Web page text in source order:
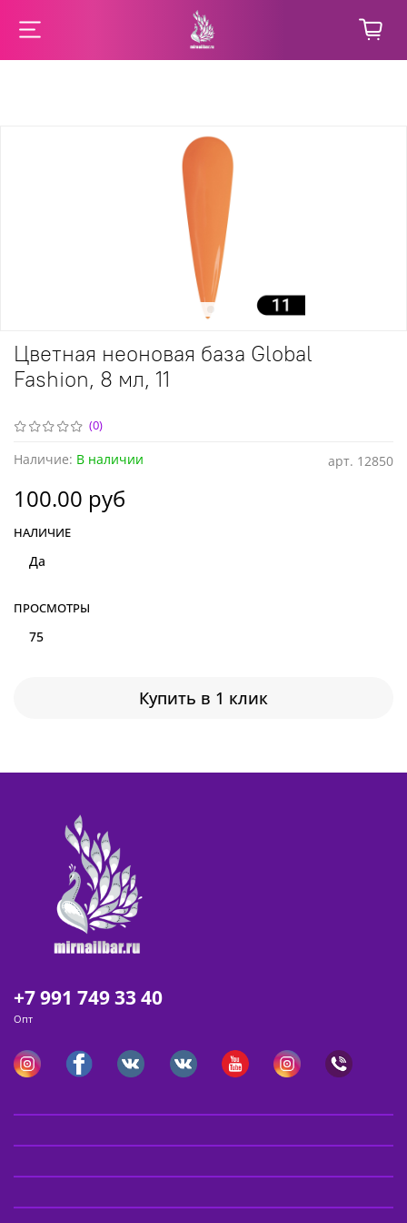
(0)
арт. 12850
Наличие: В наличии
Цветная неоновая база Global
Fashion, 8 мл, 11
100.00 руб
Купить в 1 клик
НАЛИЧИЕ
Да
ПРОСМОТРЫ
75
+7 991 749 33 40
Опт